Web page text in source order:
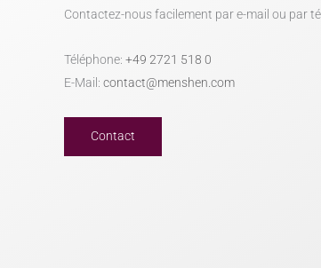
Contactez-nous facilement par e-mail ou par
Téléphone: +49 2721 518 0
E-Mail: contact@menshen.com
Contact